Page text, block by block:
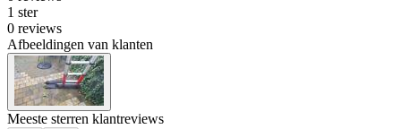
1 ster
0 reviews
Afbeeldingen van klanten
Meeste sterren klantreviews